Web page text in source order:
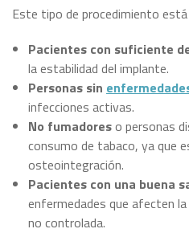
Este tipo de procedimiento está
Pacientes con suficiente
la estabilidad del implante.
Personas sin
infecciones activas.
No fumadoreso personas
consumo de tabaco, ya que
osteointegración.
Pacientes con una buena
enfermedades que afecten
no controlada.